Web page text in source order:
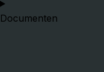
Documenten